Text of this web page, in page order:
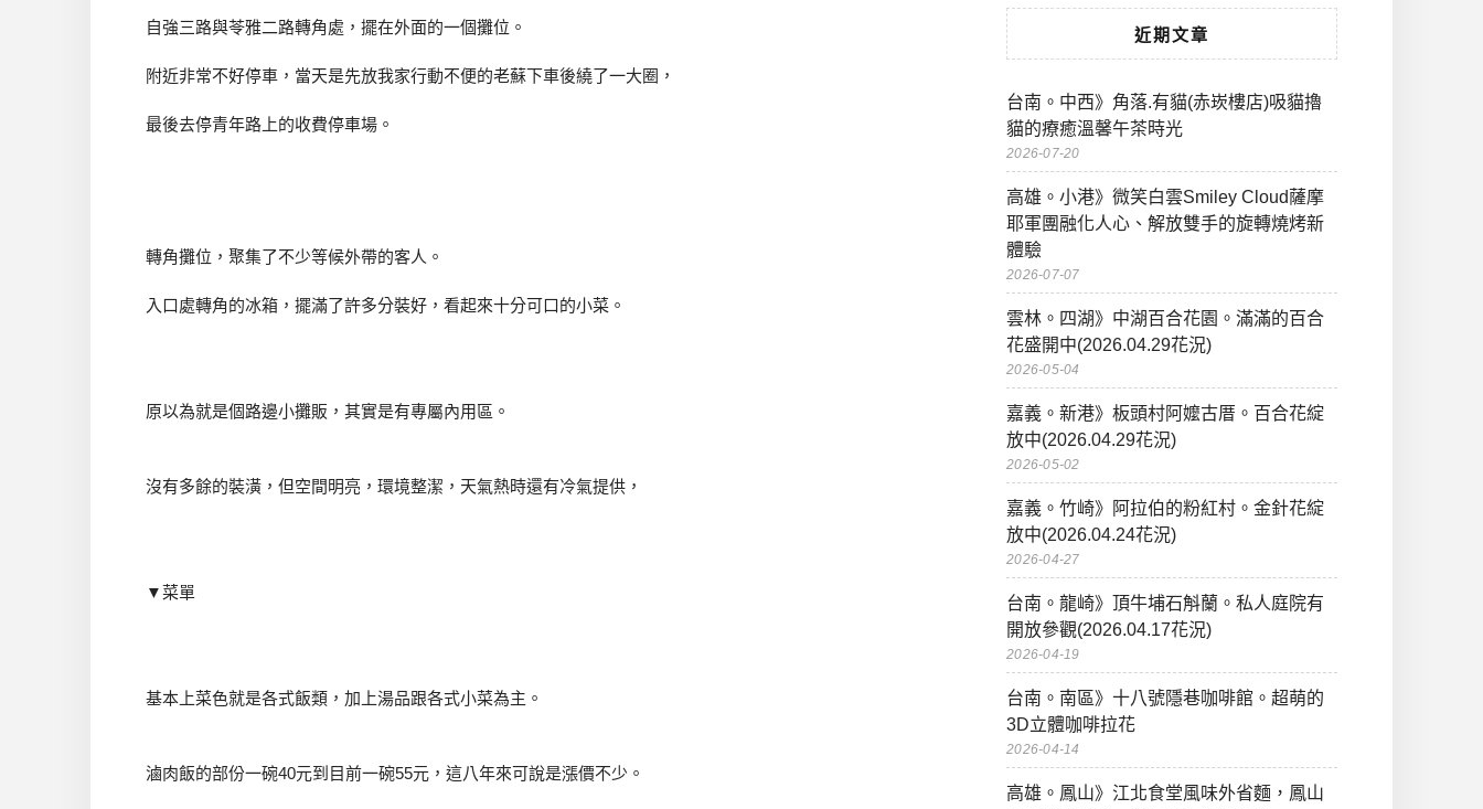
自強三路與苓雅二路轉角處，擺在外面的一個攤位。
附近非常不好停車，當天是先放我家行動不便的老蘇下車後繞了一大圈，
最後去停青年路上的收費停車場。
轉角攤位，聚集了不少等候外帶的客人。
入口處轉角的冰箱，擺滿了許多分裝好，看起來十分可口的小菜。
原以為就是個路邊小攤販，其實是有專屬內用區。
沒有多餘的裝潢，但空間明亮，環境整潔，天氣熱時還有冷氣提供，
▼菜單
基本上菜色就是各式飯類，加上湯品跟各式小菜為主。
滷肉飯的部份一碗40元到目前一碗55元，這八年來可說是漲價不少。
近期文章
台南。中西》角落.有貓(赤崁樓店)吸貓擼
貓的療癒溫馨午茶時光
2026-07-20
高雄。小港》微笑白雲Smiley Cloud薩摩
耶軍團融化人心、解放雙手的旋轉燒烤新
體驗
2026-07-07
雲林。四湖》中湖百合花園。滿滿的百合
花盛開中(2026.04.29花況)
2026-05-04
嘉義。新港》板頭村阿嬤古厝。百合花綻
放中(2026.04.29花況)
2026-05-02
嘉義。竹崎》阿拉伯的粉紅村。金針花綻
放中(2026.04.24花況)
2026-04-27
台南。龍崎》頂牛埔石斛蘭。私人庭院有
開放參觀(2026.04.17花況)
2026-04-19
台南。南區》十八號隱巷咖啡館。超萌的
3D立體咖啡拉花
2026-04-14
高雄。鳳山》江北食堂風味外省麵，鳳山